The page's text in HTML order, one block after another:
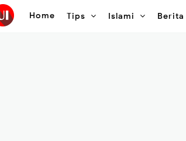
Home Tips Islami Berita